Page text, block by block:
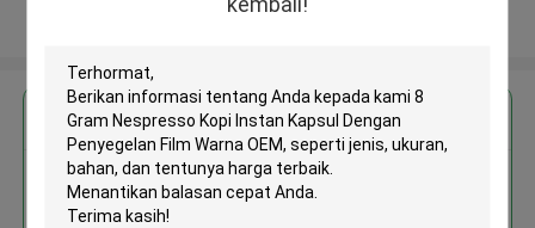
Dapatkan Harga Terbaik untuk
8 Gram Nespresso Kopi Instan